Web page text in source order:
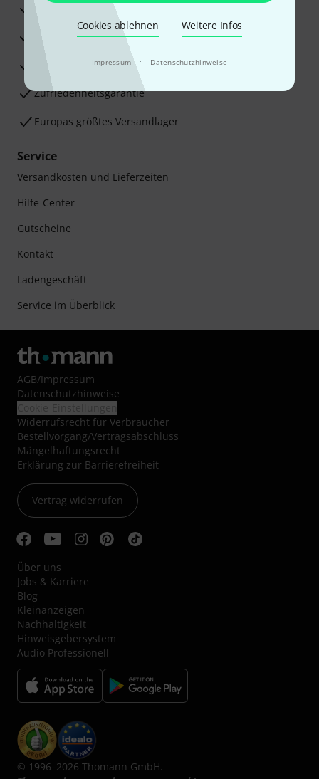
Cookies ablehnen Weitere Infos
Impressum · Datenschutzhinweise
30 Tage Money-Back-Garantie
Reparaturservice
Beratung durch Fachexperten
Zufriedenheitsgarantie
Europas größtes Versandlager
Service
Versandkosten und Lieferzeiten
Hilfe-Center
Gutscheine
Kontakt
Ladengeschäft
Service im Überblick
AGB/Impressum
Datenschutzhinweise
Widerrufsrecht für Verbraucher
Bestellvorgang/Vertragsabschluss
Mängelhaftungsrecht
Erklärung zur Barrierefreiheit
Vertrag widerrufen
Über uns
Jobs & Karriere
Blog
Kleinanzeigen
Nachhaltigkeit
Hinweisgebersystem
Audio Professionell
© 1996–2026 Thomann GmbH.